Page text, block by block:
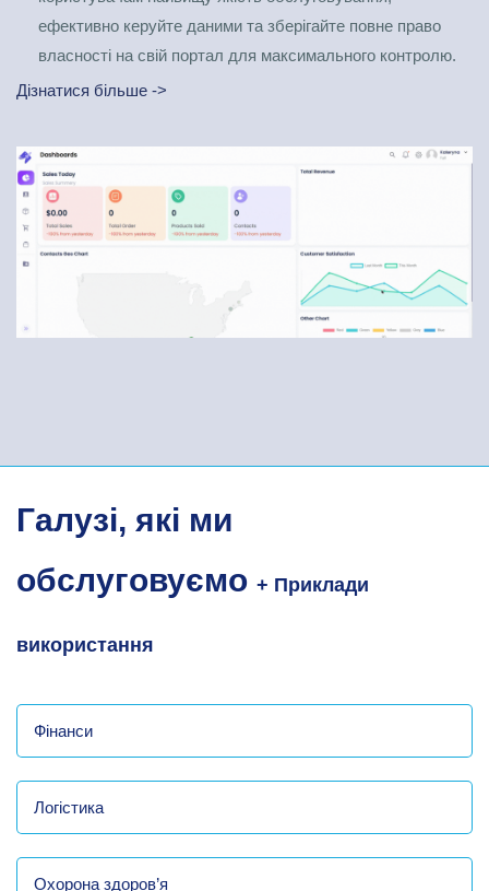
ефективно керуйте даними та зберігайте повне право
власності на свій портал для максимального контролю.
Дізнатися більше ->
Галузі, які ми
обслуговуємо + Приклади
використання
Фінанси
Логістика
Охорона здоров’я